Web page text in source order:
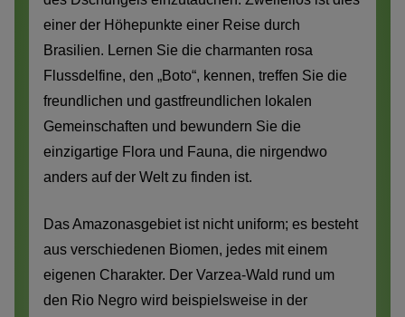
einer der Höhepunkte einer Reise durch
Brasilien. Lernen Sie die charmanten rosa
Flussdelfine, den „Boto“, kennen, treffen Sie die
freundlichen und gastfreundlichen lokalen
Gemeinschaften und bewundern Sie die
einzigartige Flora und Fauna, die nirgendwo
anders auf der Welt zu finden ist.
Das Amazonasgebiet ist nicht uniform; es besteht
aus verschiedenen Biomen, jedes mit einem
eigenen Charakter. Der Varzea-Wald rund um
den Rio Negro wird beispielsweise in der